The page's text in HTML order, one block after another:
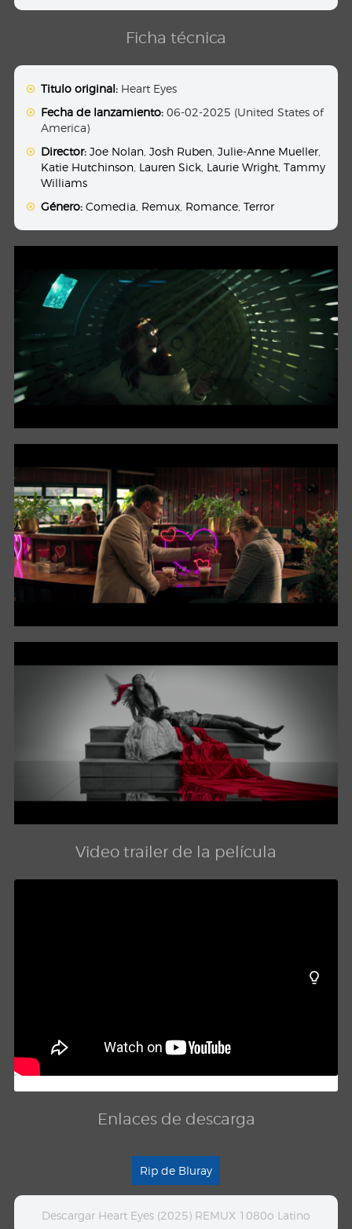
Ficha técnica
Titulo original: Heart Eyes
Fecha de lanzamiento: 06-02-2025 (United States of
America)
Director: Joe Nolan ,Josh Ruben ,Julie-Anne Mueller
Katie Hutchinson Lauren Sick Laurie Wright ,Tammy
Williams
Género: Comedia Remux Romance ,Terror
Video trailer de la película
Enlaces de descarga
Rip de Bluray
Descargar Heart Eyes (2025) REMUX 1080o Latino